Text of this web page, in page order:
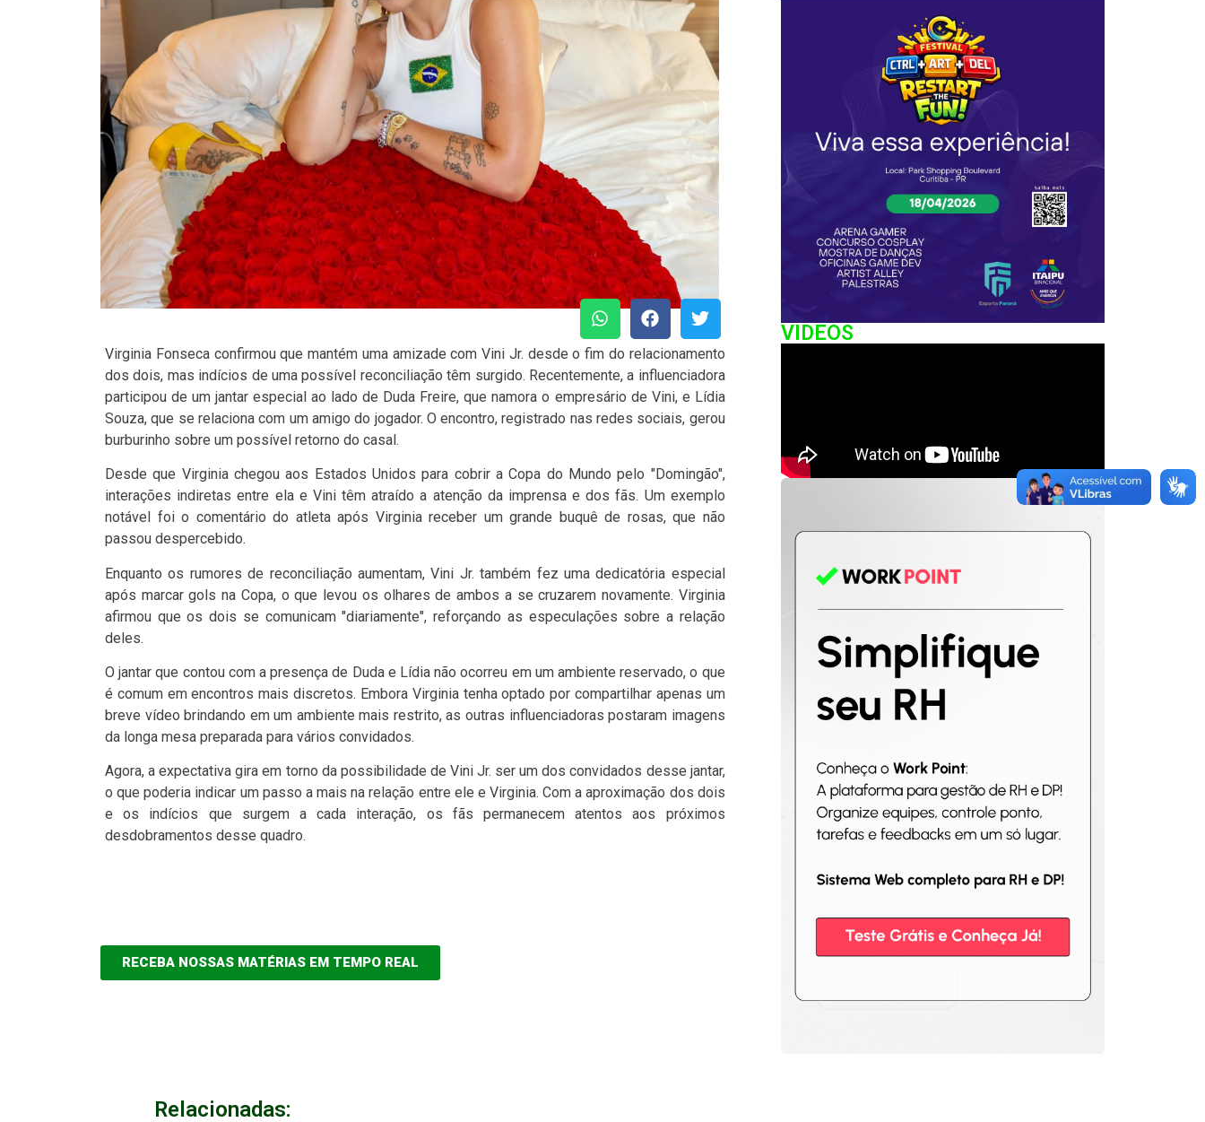
Virginia Fonseca confirmou que mantém uma amizade com Vini Jr. desde o fim do relacionamento
dos dois, mas indícios de uma possível reconciliação têm surgido. Recentemente, a influenciadora
participou de um jantar especial ao lado de Duda Freire, que namora o empresário de Vini, e Lídia
Souza, que se relaciona com um amigo do jogador. O encontro, registrado nas redes sociais, gerou
burburinho sobre um possível retorno do casal.
Desde que Virginia chegou aos Estados Unidos para cobrir a Copa do Mundo pelo "Domingão",
interações indiretas entre ela e Vini têm atraído a atenção da imprensa e dos fãs. Um exemplo
notável foi o comentário do atleta após Virginia receber um grande buquê de rosas, que não
passou despercebido.
Enquanto os rumores de reconciliação aumentam, Vini Jr. também fez uma dedicatória especial
após marcar gols na Copa, o que levou os olhares de ambos a se cruzarem novamente. Virginia
afirmou que os dois se comunicam "diariamente", reforçando as especulações sobre a relação
deles.
O jantar que contou com a presença de Duda e Lídia não ocorreu em um ambiente reservado, o que
é comum em encontros mais discretos. Embora Virginia tenha optado por compartilhar apenas um
breve vídeo brindando em um ambiente mais restrito, as outras influenciadoras postaram imagens
da longa mesa preparada para vários convidados.
Agora, a expectativa gira em torno da possibilidade de Vini Jr. ser um dos convidados desse jantar,
o que poderia indicar um passo a mais na relação entre ele e Virginia. Com a aproximação dos dois
e os indícios que surgem a cada interação, os fãs permanecem atentos aos próximos
desdobramentos desse quadro.
RECEBA NOSSAS MATÉRIAS EM TEMPO REAL
VIDEOS
Relacionadas: